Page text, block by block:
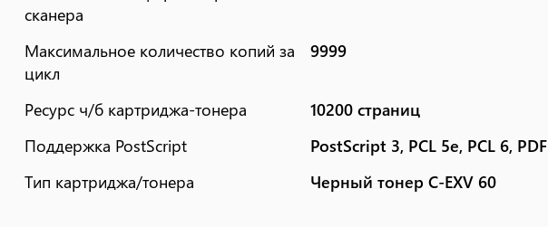
сканера
Максимальное количество копий за
цикл
9999
Ресурс ч/б картриджа-тонера 10200 страниц
Поддержка PostScript
PostScript 3, PCL 5e, PCL 6, PDF
Тип картриджа/тонера
Черный тонер C-EXV 60